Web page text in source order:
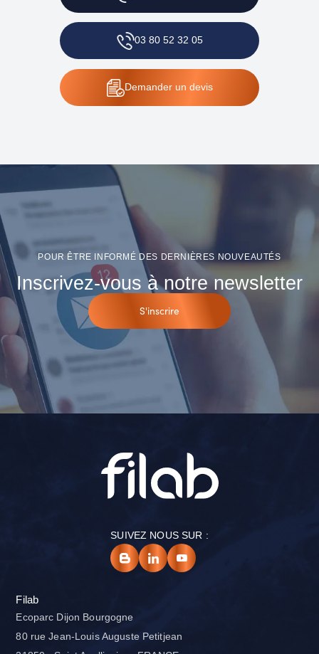
03 80 52 32 05
Demanderun devis
POUR ÊTRE INFORMÉ DES DERNIÈRES NOUVEAUTÉS
Inscrivez-vous à notre newsletter
S'inscrire
SUIVEZ NOUS SUR :
Filab
Ecoparc Dijon Bourgogne
80 rue Jean-Louis Auguste Petitjean